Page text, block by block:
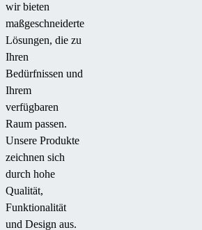
wir bieten
maßgeschneiderte
Lösungen, die zu
Ihren
Bedürfnissen und
Ihrem
verfügbaren
Raum passen.
Unsere Produkte
zeichnen sich
durch hohe
Qualität,
Funktionalität
und Design aus.